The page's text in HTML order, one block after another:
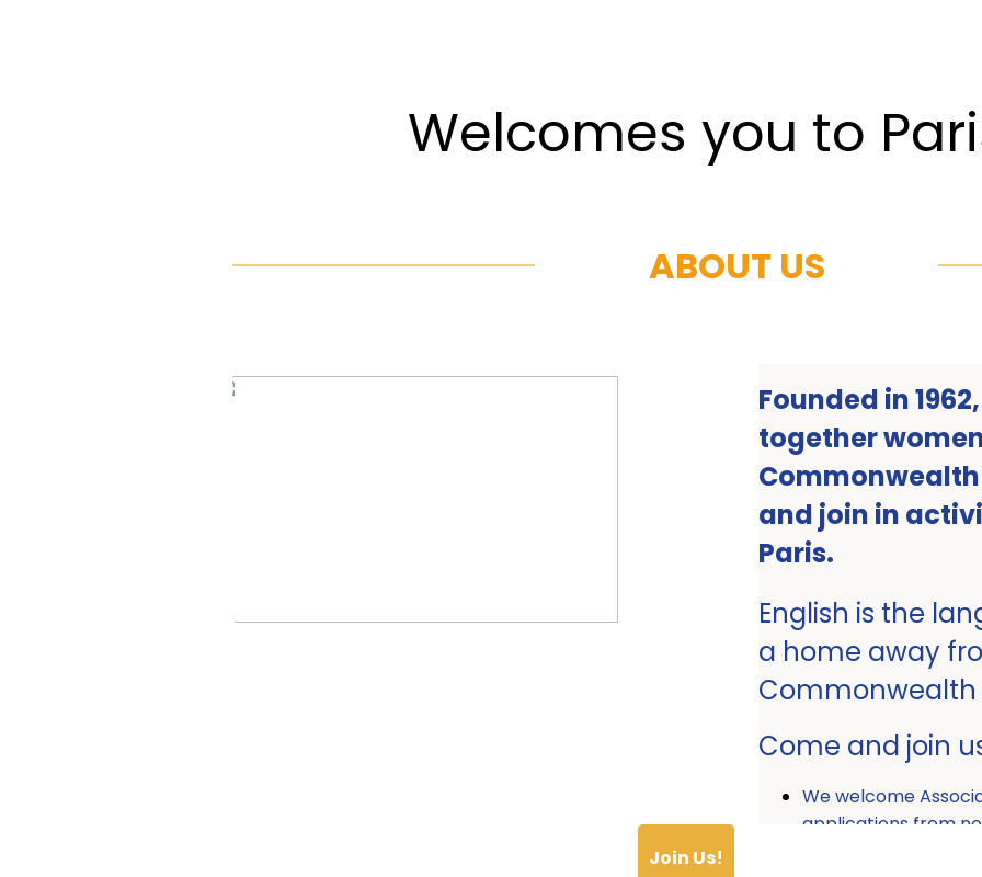
Welcomes you to
ABOUT US
Founded in
together
and join in
Paris.
English is the
a home away
Come and join
We welcome
applications from
Join Us!